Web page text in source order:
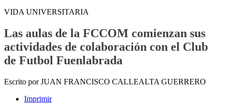
VIDA UNIVERSITARIA
Las aulas de la FCCOM comienzan sus
actividades de colaboración con el Club
de Futbol Fuenlabrada
Escrito por JUAN FRANCISCO CALLEALTA GUERRERO
Imprimir